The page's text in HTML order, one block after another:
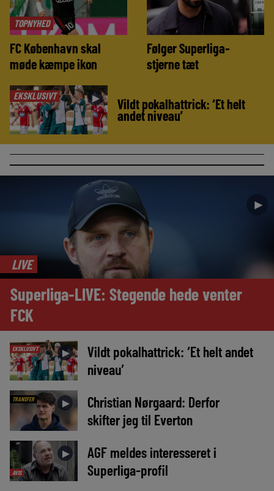
TOPNYHED
FC København skal
møde kæmpe ikon
Følger Superliga-
stjerne tæt
EKSKLUSIVT ► Vildt pokalhattrick: ‘Et helt
andet niveau’
►
LIVE
Superliga-LIVE: Stegende hede venter
FCK
EKSKLUSIVT ►
Vildt pokalhattrick: ‘Et helt andet
niveau’
TRANSFER ►
Christian Nørgaard: Derfor
skifter jeg til Everton
AVIS
►
AGF meldes interesseret i
Superliga-profil